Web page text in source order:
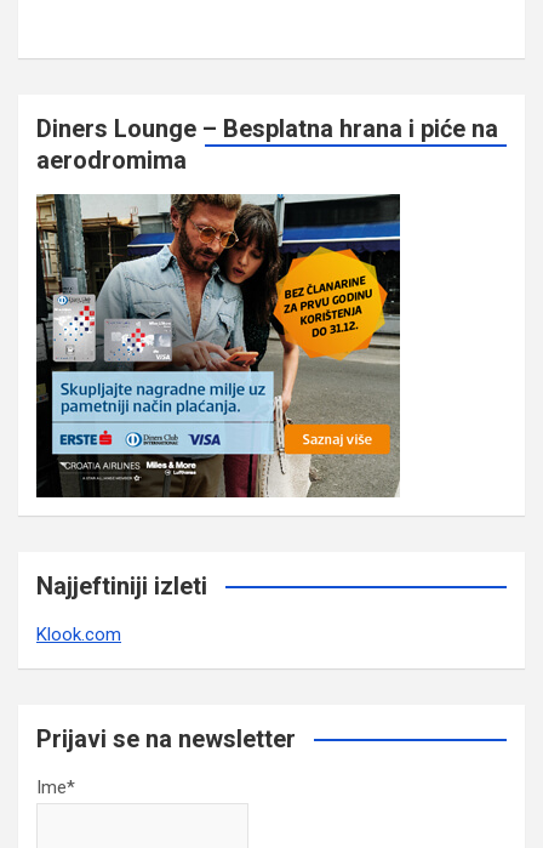
Diners Lounge – Besplatna hrana i piće na
aerodromima
Najjeftiniji izleti
Klook.com
Prijavi se na newsletter
Ime*